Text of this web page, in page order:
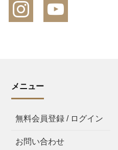
メニュー
無料会員登録 / ログイン
お問い合わせ